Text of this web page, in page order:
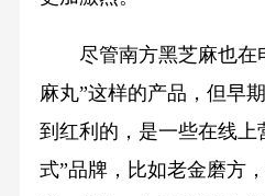
尽管南方黑芝麻也在
麻丸”这样的产品，但早
到红利的，是一些在线上
式”品牌，比如老金磨方